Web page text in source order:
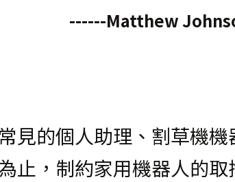
------Matthew
見的個人助理、割草機
止，制約家用機器人的